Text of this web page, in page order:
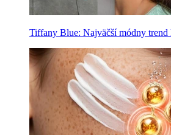
Tiffany Blue: Najväčší módny